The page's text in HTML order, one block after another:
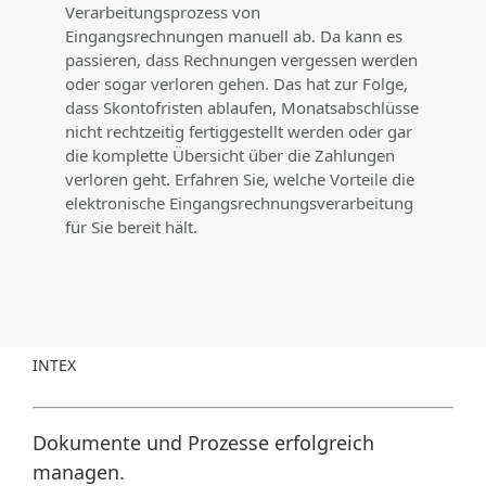
Verarbeitungsprozess von
Eingangsrechnungen manuell ab. Da kann es
passieren, dass Rechnungen vergessen werden
oder sogar verloren gehen. Das hat zur Folge,
dass Skontofristen ablaufen, Monatsabschlüsse
nicht rechtzeitig fertiggestellt werden oder gar
die komplette Übersicht über die Zahlungen
verloren geht. Erfahren Sie, welche Vorteile die
elektronische Eingangsrechnungsverarbeitung
für Sie bereit hält.
INTEX
Dokumente und Prozesse erfolgreich
managen.